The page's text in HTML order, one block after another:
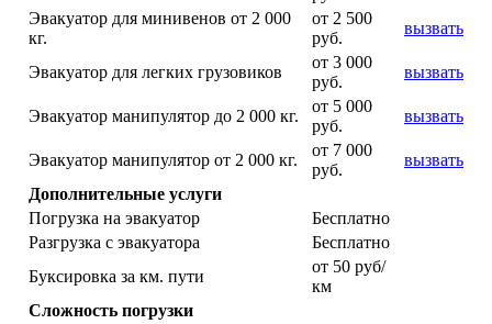
Эвакуатор для минивенов от 2 000
кг.
от 2 500
руб.
вызвать
Эвакуатор для легких грузовиков
от 3 000
руб.
вызвать
Эвакуатор манипулятор до 2 000 кг.
от 5 000
руб.
вызвать
Эвакуатор манипулятор от 2 000 кг.
от 7 000
руб.
вызвать
Дополнительные услуги
Погрузка на эвакуатор
Бесплатно
Разгрузка с эвакуатора
Бесплатно
Буксировка за км. пути
от 50 руб/
км
Сложность погрузки